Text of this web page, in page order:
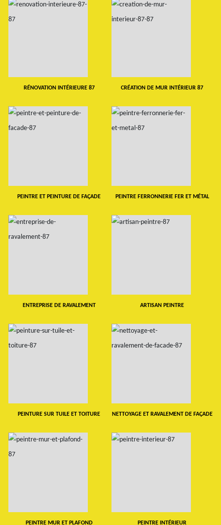
RÉNOVATION INTÉRIEURE 87 CRÉATION DE MUR INTÉRIEUR 87
PEINTRE ET PEINTURE DE FAÇADE PEINTRE FERRONNERIE FER ET MÉTAL
ENTREPRISE DE RAVALEMENT ARTISAN PEINTRE
PEINTURE SUR TUILE ET TOITURE NETTOYAGE ET RAVALEMENT DE FAÇADE
PEINTRE MUR ET PLAFOND PEINTRE INTÉRIEUR